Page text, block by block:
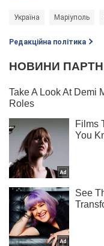
Україна Маріуполь
Редакційна політика